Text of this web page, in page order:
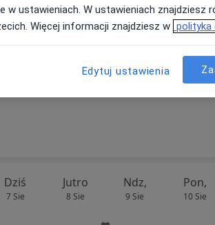
Umawianie online nie jest dostępne
Dziś
7 Sie
Jutro
8 Sie
Ndz,
9 Sie
Pon,
10 Sie
w ustawieniach. W ustawieniach znajdziesz
Więcej informacji znajdziesz w polityka
Edytuj ustawienia